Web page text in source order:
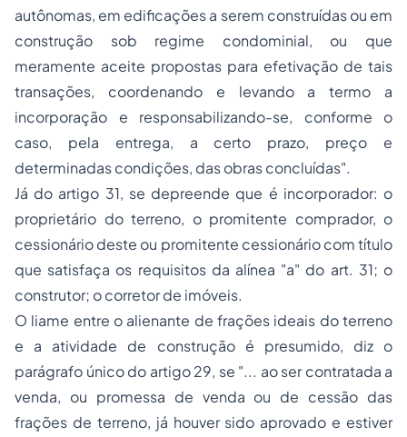
autônomas, em edificações a serem construídas ou em
construção sob regime condominial, ou que
meramente aceite propostas para efetivação de tais
transações, coordenando e levando a termo a
incorporação e responsabilizando-se, conforme o
caso, pela entrega, a certo prazo, preço e
determinadas condições, das obras concluídas".
Já do artigo 31, se depreende que é incorporador: o
proprietário do terreno, o promitente comprador, o
cessionário deste ou promitente cessionário com título
que satisfaça os requisitos da alínea "a" do art. 31; o
construtor; o corretor de imóveis.
O liame entre o alienante de frações ideais do terreno
e a atividade de construção é presumido, diz o
parágrafo único do artigo 29, se "... ao ser contratada a
venda, ou promessa de venda ou de cessão das
frações de terreno, já houver sido aprovado e estiver